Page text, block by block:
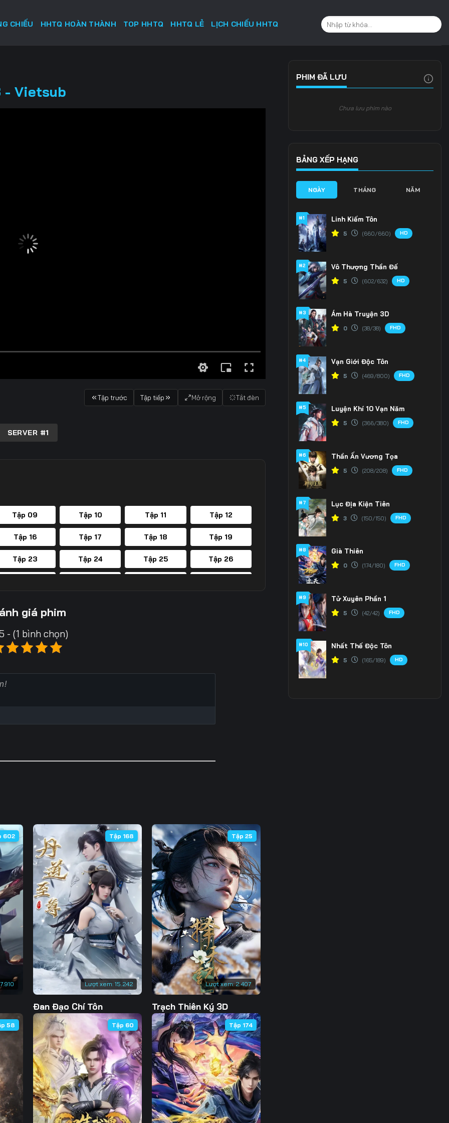
CHIẾU HHTQ HOÀN THÀNH TOP HHTQ HHTQ LẺ LỊCH CHIẾU HHTQ
- Vietsub
Tập trước Tập tiếp Mở rộng Tắt đèn
SERVER #1
Tập 09 Tập 10 Tập 11 Tập 12
Tập 16 Tập 17 Tập 18 Tập 19
Tập 23 Tập 24 Tập 25 Tập 26
Tập 51
Tập 107 Tập 108 Tập 109 Tập 110
Tập 114 Tập 115 Tập 116 Tập 117
Tập 121 Tập 122 Tập 123 Tập 124
Tập 128 Tập 129 Tập 130 Tập 131
Tập 135 Tập 136 Tập 137 Tập 138
Tập 142 Tập 143 Tập 144 Tập 145
Tập 149 Tập 150 Tập 151 Tập 152
Tập 156 Tập 157 Tập 158 Tập 159
Tập 170 Tập 172 Tập 173
Tập 177 Tập 178 Tập 179 Tập 180
Tập 184 Tập 185 Tập 186 Tập 187
Tập 191 Tập 192 Tập 193 Tập 194
Tập 198 Tập 199 Tập 200 Tập 201
giá phim
- (1 bình chọn)
602
Lượt xem: 15.242
Tập 168
Đan Đạo Chí Tôn
Lượt xem:2.407
Tập 25
Trạch Thiên Ký 3D
58 Tập 60 Tập 174
PHIM ĐÃ LƯU
Chưa lưu phim nào
BẢNG XẾP HẠNG
NGÀY THÁNG NĂM
#1 Linh Kiếm Tôn
5 (660/660) HD
#2 Vô Thượng Thần Đế
5 (602/632) HD
#3 Ám Hà Truyện 3D
0 (38/38) FHD
#4 Vạn Giới Độc Tôn
5 (469/800) FHD
#5 Luyện Khí 10 Vạn Năm
5 (366/380) FHD
#6 Thần Ấn Vương Tọa
5 (208/208) FHD
#7 Lục Địa Kiện Tiên
3 (150/150) FHD
#8 Già Thiên
0 (174/180) FHD
#9 Tử Xuyên Phần 1
5 (42/42) FHD
#10 Nhất Thế Độc Tôn
5 (165/189) HD